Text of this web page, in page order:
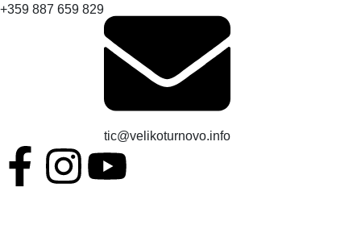
+359 887 659 829
tic@velikoturnovo.info